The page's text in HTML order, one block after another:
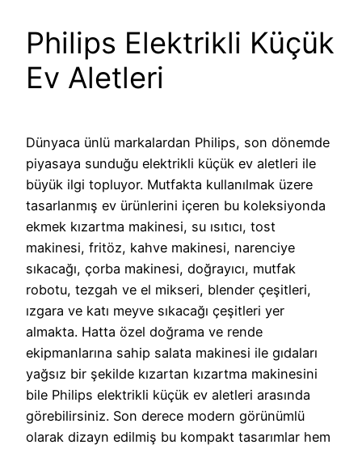
Philips Elektrikli Küçük
Ev Aletleri
Dünyaca ünlü markalardan Philips, son dönemde
piyasaya sunduğu elektrikli küçük ev aletleri ile
büyük ilgi topluyor. Mutfakta kullanılmak üzere
tasarlanmış ev ürünlerini içeren bu koleksiyonda
ekmek kızartma makinesi, su ısıtıcı, tost
makinesi, fritöz, kahve makinesi, narenciye
sıkacağı, çorba makinesi, doğrayıcı, mutfak
robotu, tezgah ve el mikseri, blender çeşitleri,
ızgara ve katı meyve sıkacağı çeşitleri yer
almakta. Hatta özel doğrama ve rende
ekipmanlarına sahip salata makinesi ile gıdaları
yağsız bir şekilde kızartan kızartma makinesini
bile Philips elektrikli küçük ev aletleri arasında
görebilirsiniz. Son derece modern görünümlü
olarak dizayn edilmiş bu kompakt tasarımlar hem